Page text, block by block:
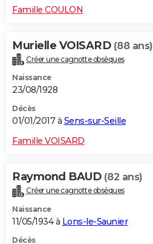
Famille COULON
Murielle VOISARD (88 ans)
Créer une cagnotte obsèques
Naissance
23/08/1928
Décès
01/01/2017 à Sens-sur-Seille
Famille VOISARD
Raymond BAUD (82 ans)
Créer une cagnotte obsèques
Naissance
11/05/1934 à Lons-le-Saunier
Décès